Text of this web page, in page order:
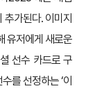
가된다. 이미지
유저에게 새로운
선수 카드로 구
를 선정하는 ‘이